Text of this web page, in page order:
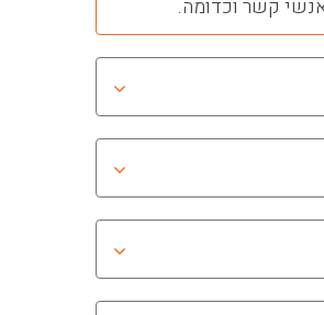
קשר וכדומה.